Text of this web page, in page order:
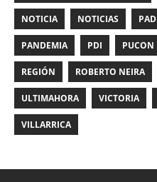
NOTICIA NOTICIAS
PANDEMIA PDI PUCON
REGIÓN ROBERTO NEIRA
ULTIMAHORA VICTORIA
VILLARRICA